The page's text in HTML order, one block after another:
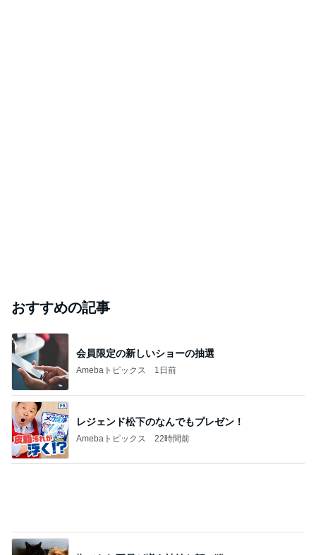
おすすめの記事
会員限定の新しいショーの抽選
Amebaトピックス 1日前
レジェンド松下のなんでもプレゼン！
Amebaトピックス 22時間前